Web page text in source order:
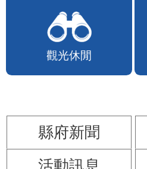
觀光休閒
縣府新聞
活動訊息